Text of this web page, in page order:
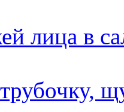
лица в